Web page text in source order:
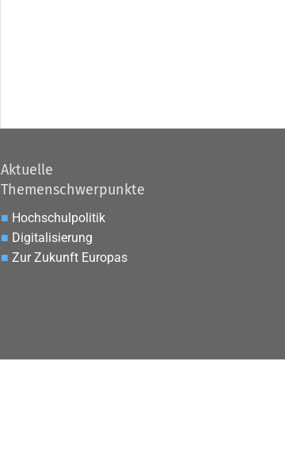
Aktuelle
Themenschwerpunkte
■ Hochschulpolitik
■ Digitalisierung
■ Zur Zukunft Europas